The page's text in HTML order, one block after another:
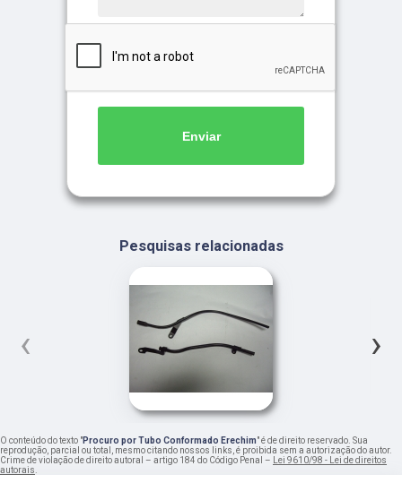
Enviar
Pesquisas relacionadas
‹ ›
O conteúdo do texto "Procuro por Tubo Conformado Erechim" é de direito reservado. Sua
reprodução, parcial ou total, mesmo citando nossos links, é proibida sem a autorização do autor.
Crime de violação de direito autoral – artigo 184 do Código Penal – Lei 9610/98 - Lei de direitos
autorais.